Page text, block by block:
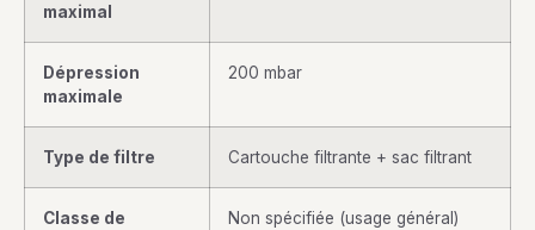
maximal
Dépression
maximale
200 mbar
Type de filtre Cartouche filtrante + sac filtrant
Classe de
Non spécifiée (usage général)